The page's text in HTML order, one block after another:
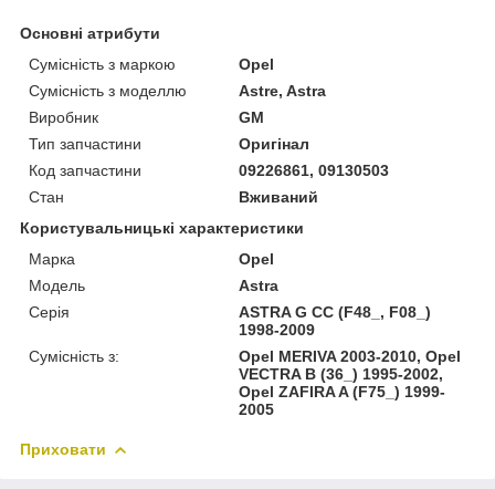
Основні атрибути
Сумісність з маркою
Opel
Сумісність з моделлю
Astre, Astra
Виробник
GM
Тип запчастини
Оригінал
Код запчастини
09226861, 09130503
Стан
Вживаний
Користувальницькі характеристики
Марка
Opel
Модель
Astra
Серія
ASTRA G CC (F48_, F08_)
1998-2009
Сумісність з:
Opel MERIVA 2003-2010, Opel
VECTRA B (36_) 1995-2002,
Opel ZAFIRA A (F75_) 1999-
2005
Приховати